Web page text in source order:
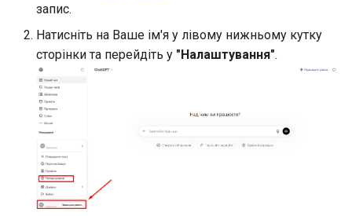
запис.
Натисніть на Ваше ім'я у лівому нижньому кутку
сторінки та перейдіть у "Налаштування".